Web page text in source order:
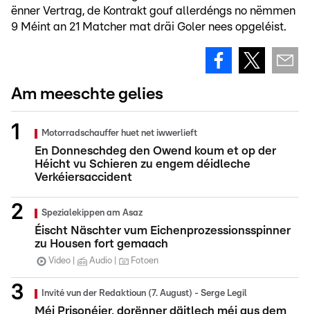
ënner Vertrag, de Kontrakt gouf allerdéngs no nëmmen
9 Méint an 21 Matcher mat dräi Goler nees opgeléist.
Am meeschte gelies
Motorradschauffer huet net iwwerlieft
En Donneschdeg den Owend koum et op der
Héicht vu Schieren zu engem déidleche
Verkéiersaccident
Spezialekippen am Asaz
Éischt Näschter vum Eichenprozessionsspinner
zu Housen fort gemaach
Video Audio Fotoen
Invité vun der Redaktioun (7. August) - Serge Legil
Méi Prisonéier, dorënner däitlech méi aus dem